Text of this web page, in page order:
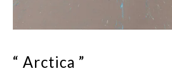
“ Arctica ”